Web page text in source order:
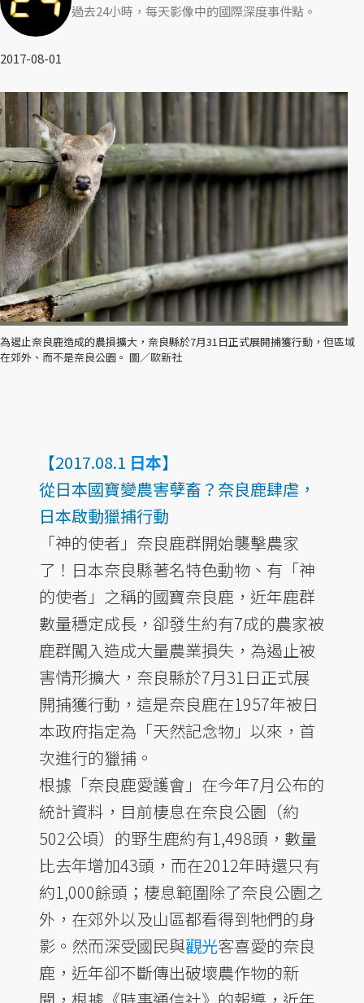
過去24小時，每天影像中的國際深度事件點。
2017-08-01
為遏止奈良鹿造成的農損擴大，奈良縣於7月31日正式展開捕獲行動，但區域
在郊外、而不是奈良公園。 圖／歐新社
【2017.08.1 日本】
從日本國寶變農害孽畜？奈良鹿肆虐，
日本啟動獵捕行動
「神的使者」奈良鹿群開始襲擊農家
了！日本奈良縣著名特色動物、有「神
的使者」之稱的國寶奈良鹿，近年鹿群
數量穩定成長，卻發生約有7成的農家被
鹿群闖入造成大量農業損失，為遏止被
害情形擴大，奈良縣於7月31日正式展
開捕獲行動，這是奈良鹿在1957年被日
本政府指定為「天然記念物」以來，首
次進行的獵捕。
根據「奈良鹿愛護會」在今年7月公布的
統計資料，目前棲息在奈良公園（約
502公頃）的野生鹿約有1,498頭，數量
比去年增加43頭，而在2012年時還只有
約1,000餘頭；棲息範圍除了奈良公園之
外，在郊外以及山區都看得到牠們的身
影。然而深受國民與觀光客喜愛的奈良
鹿，近年卻不斷傳出破壞農作物的新